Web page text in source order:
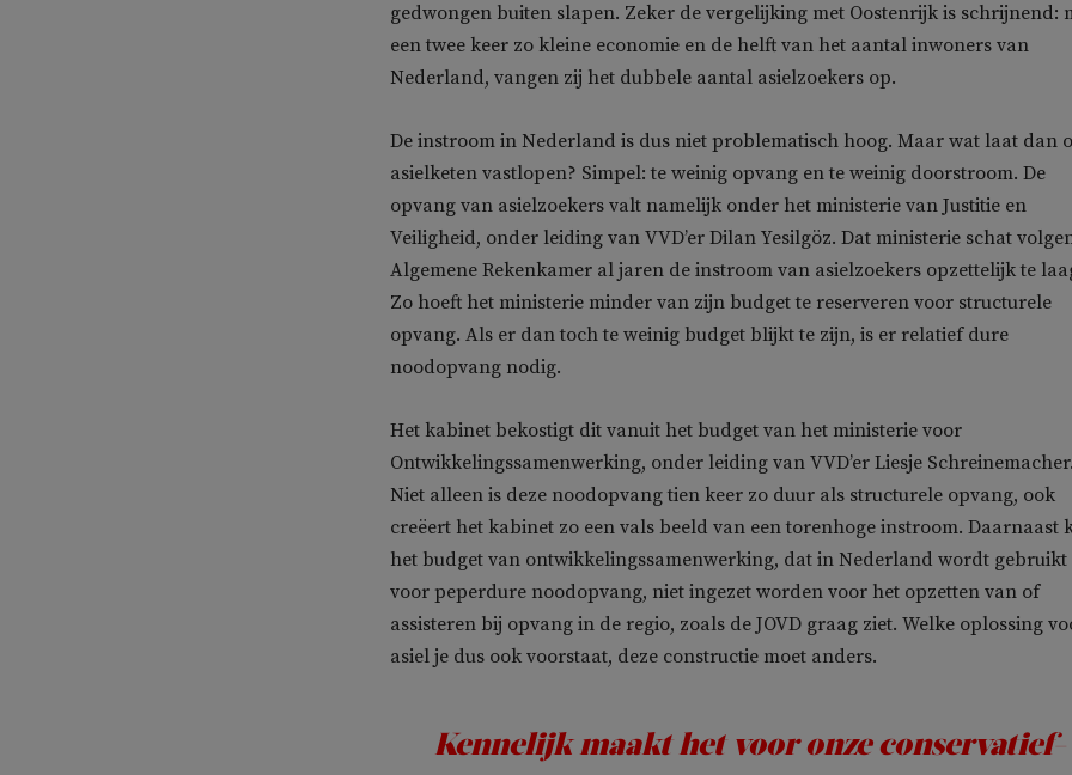
gedwongen buiten slapen. Zeker de vergelijking met Oostenrijk is schrijnend:
een twee keer zo kleine economie en de helft van het aantal inwoners van
Nederland, vangen zij het dubbele aantal asielzoekers op.
De instroom in Nederland is dus niet problematisch hoog. Maar wat laat dan
asielketen vastlopen? Simpel: te weinig opvang en te weinig doorstroom. De
opvang van asielzoekers valt namelijk onder het ministerie van Justitie en
Veiligheid, onder leiding van VVD’er Dilan Yesilgöz. Dat ministerie schat
Algemene Rekenkamer al jaren de instroom van asielzoekers opzettelijk te
Zo hoeft het ministerie minder van zijn budget te reserveren voor structurele
opvang. Als er dan toch te weinig budget blijkt te zijn, is er relatief dure
noodopvang nodig.
Het kabinet bekostigt dit vanuit het budget van het ministerie voor
Ontwikkelingssamenwerking, onder leiding van VVD’er Liesje Schreinemacher.
Niet alleen is deze noodopvang tien keer zo duur als structurele opvang, ook
creëert het kabinet zo een vals beeld van een torenhoge instroom. Daarnaast
het budget van ontwikkelingssamenwerking, dat in Nederland wordt gebruikt
voor peperdure noodopvang, niet ingezet worden voor het opzetten van of
assisteren bij opvang in de regio, zoals de JOVD graag ziet. Welke oplossing
asiel je dus ook voorstaat, deze constructie moet anders.
Kennelijk maakt het voor onze conservatief-